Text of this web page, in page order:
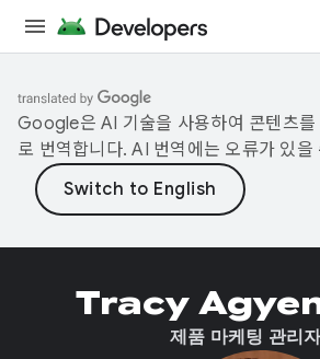
Google은 AI 기술을 사용하여 콘텐츠를
로 번역합니다. AI 번역에는 오류가 있을
Tracy
제품 마케팅 관리자